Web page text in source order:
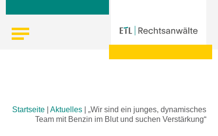
Startseite Aktuelles
„Wir sind ein junges, dynamisches
Team mit Benzin im Blut und suchen Verstärkung“